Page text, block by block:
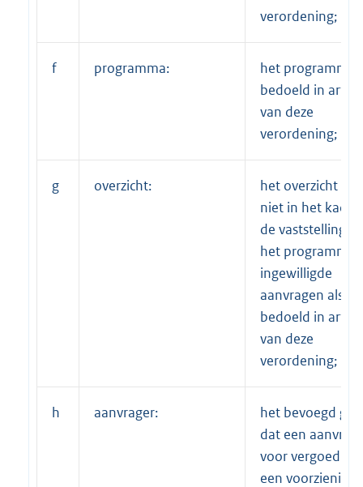
verordening;
f programma:
het programma
bedoeld in
van deze
verordening;
g overzicht:
het overzicht
niet in het kader
de vaststelling
het programma
ingewilligde
aanvragen als
bedoeld in
van deze
verordening;
h aanvrager:
het bevoegd
dat een
voor vergoeding
een voorziening